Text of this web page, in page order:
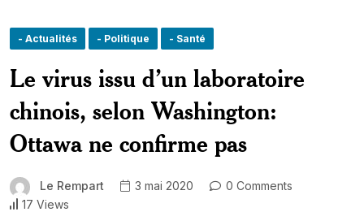
- Actualités - Politique - Santé
Le virus issu d’un laboratoire
chinois, selon Washington:
Ottawa ne confirme pas
Le Rempart 3 mai 2020
0 Comments
17 Views